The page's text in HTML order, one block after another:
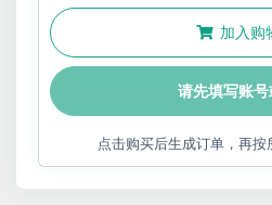
加入购
请先填写账号
点击购买后生成订单，再按